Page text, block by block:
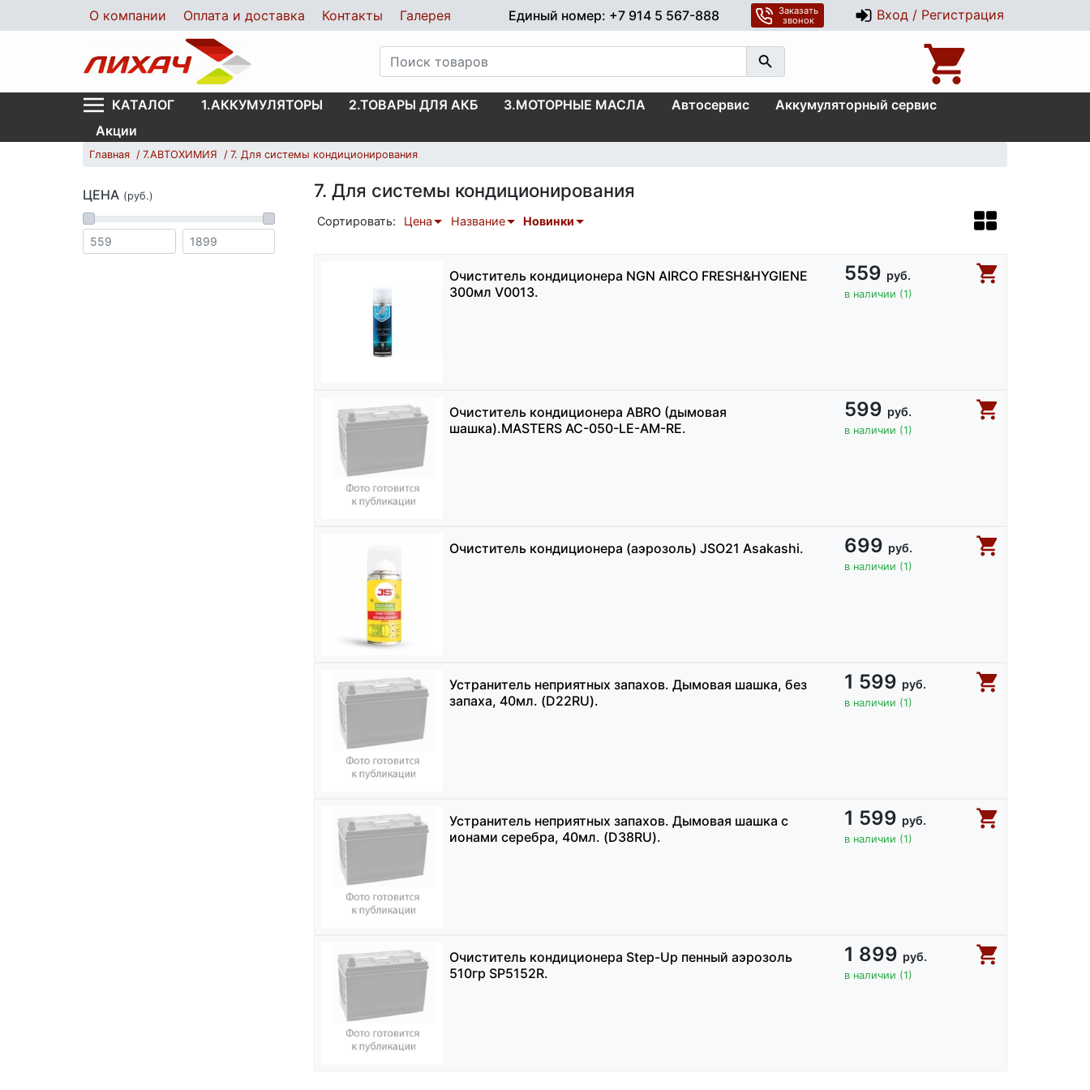
О компании Оплата и доставка Контакты Галерея Единый номер: +7 914 5 567-888
Заказать
звонок
Вход / Регистрация
КАТАЛОГ 1.АККУМУЛЯТОРЫ 2.ТОВАРЫ ДЛЯ АКБ 3.МОТОРНЫЕ МАСЛА Автосервис
Аккумуляторный сервис
Акции
Главная 7.АВТОХИМИЯ 7. Для системы кондиционирования
7. Для системы кондиционирования
Сортировать: Цена Название Новинки
Очиститель кондиционера NGN AIRCO FRESH&HYGIENE
300мл V0013.
559 руб.
в наличии (1)
Очиститель кондиционера ABRO (дымовая
шашка).MASTERS AC-050-LE-AM-RE.
599 руб.
в наличии (1)
Очиститель кондиционера (аэрозоль) JSO21 Asakashi. 699 руб.
в наличии (1)
Устранитель неприятных запахов. Дымовая шашка, без
запаха, 40мл. (D22RU).
1 599 руб.
в наличии (1)
Устранитель неприятных запахов. Дымовая шашка с
ионами серебра, 40мл. (D38RU).
1 599 руб.
в наличии (1)
Очиститель кондиционера Step-Up пенный аэрозоль
510гр SP5152R.
1 899 руб.
в наличии (1)
ЦЕНА (руб.)